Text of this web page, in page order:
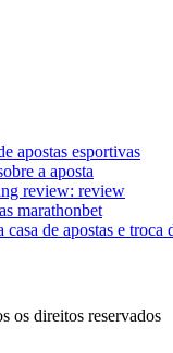
apostas esportivas
a aposta
review: review
marathonbet
de apostas e troca
os direitos reservados